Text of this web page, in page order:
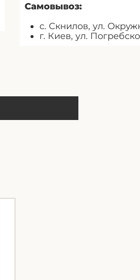
Самовывоз:
с. Скнилов, ул.
г. Киев, ул.